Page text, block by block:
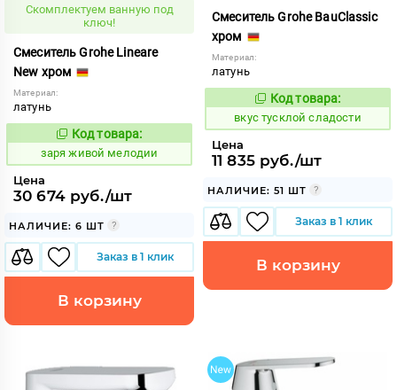
Скомплектуем ванную под
ключ!
Смеситель Grohe Lineare
New хром
Материал:
латунь
Код:
425298
Код товара:
заря живой мелодии
Цена
30 674 руб./шт
НАЛИЧИЕ: 6 ШТ
Заказ в 1 клик
В корзину
Смеситель Grohe BauClassic
хром
Материал:
латунь
Код:
185220
Код товара:
вкус тусклой сладости
Цена
11 835 руб./шт
НАЛИЧИЕ: 51 ШТ
Заказ в 1 клик
В корзину